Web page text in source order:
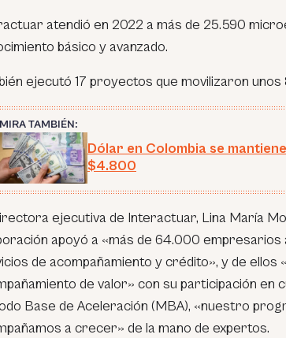
atendió en 2022 a más de 25.590
básico y avanzado.
ejecutó 17 proyectos que movilizaron
MIRA TAMBIÉN:
Dólar en Colombia se
$4.800
ejecutiva de Interactuar, Lina María
apoyó a «más de 64.000
de acompañamiento y crédito», y de ellos
de valor» con su participación en
Base de Aceleración (MBA), «nuestro
a crecer» de la mano de expertos.